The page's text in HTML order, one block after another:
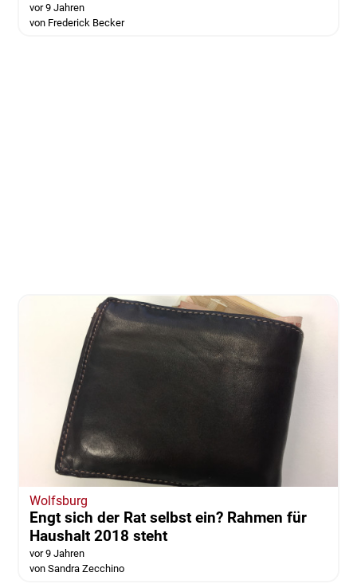
vor 9 Jahren
von Frederick Becker
Wolfsburg
Engt sich der Rat selbst ein? Rahmen für
Haushalt 2018 steht
vor 9 Jahren
von Sandra Zecchino